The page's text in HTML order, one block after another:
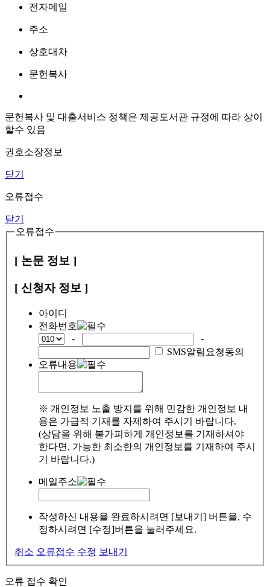
전자메일
주소
상호대차
문헌복사
문헌복사 및 대출서비스 정책은 제공도서관 규정에 따라 상이
할수 있음
권호소장정보
닫기
오류접수
닫기
오류접수
[ 논문 정보 ]
[ 신청자 정보 ]
아이디
전화번호
-
-
SMS알림요청동의
오류내용
※ 개인정보 노출 방지를 위해 민감한 개인정보 내
용은 가급적 기재를 자제하여 주시기 바랍니다.
(상담을 위해 불가피하게 개인정보를 기재하셔야
한다면, 가능한 최소한의 개인정보를 기재하여 주시
기 바랍니다.)
메일주소
작성하신 내용을 완료하시려면 [보내기] 버튼을, 수
정하시려면 [수정]버튼을 눌러주세요.
취소 오류접수 수정 보내기
오류 접수 확인